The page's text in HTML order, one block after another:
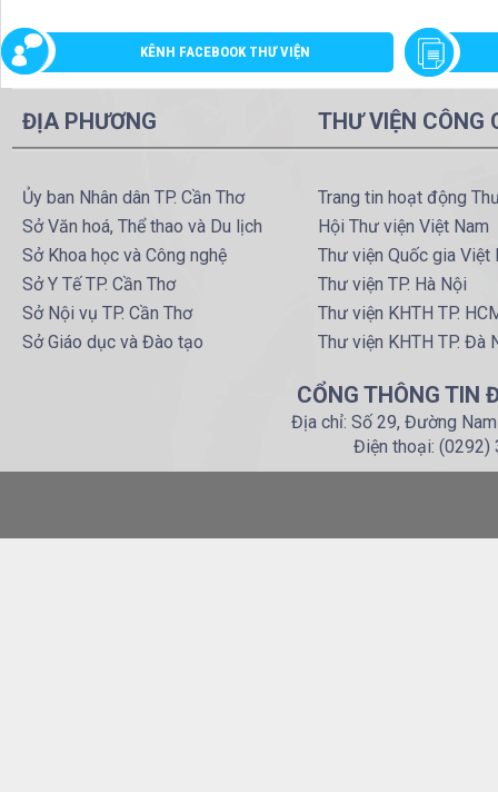
DÂN TỘC" TP. CẦN
NĂM 2019
KÊNH FACEBOOK THƯ VIỆN
ĐỊA PHƯƠNG
Ủy ban Nhân dân TP. Cần Thơ
Sở Văn hoá, Thể thao và Du lịch
Sở Khoa học và Công nghệ
Sở Y Tế TP. Cần Thơ
Sở Nội vụ TP. Cần Thơ
Sở Giáo dục và Đào tạo
THƯ VIỆN CÔNG
Trang tin hoạt động
Hội Thư viện Việt Nam
Thư viện Quốc gia Việt
Thư viện TP. Hà Nội
Thư viện KHTH TP.
Thư viện KHTH TP. Đà
CỔNG THÔNG TIN
Địa chỉ: Số 29, Đường
Điện thoại: (0292)